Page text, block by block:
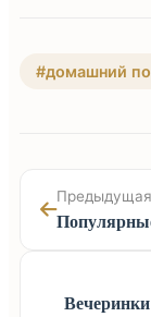
#домашний
Предыдущая